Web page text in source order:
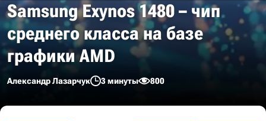
Samsung Exynos 1480 – чип
среднего класса на базе
графики AMD
Александр Лазарчук 3 минуты 800